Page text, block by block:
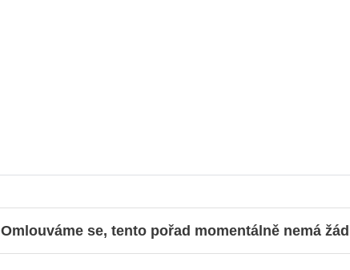
Omlouváme se, tento pořad momentálně nemá